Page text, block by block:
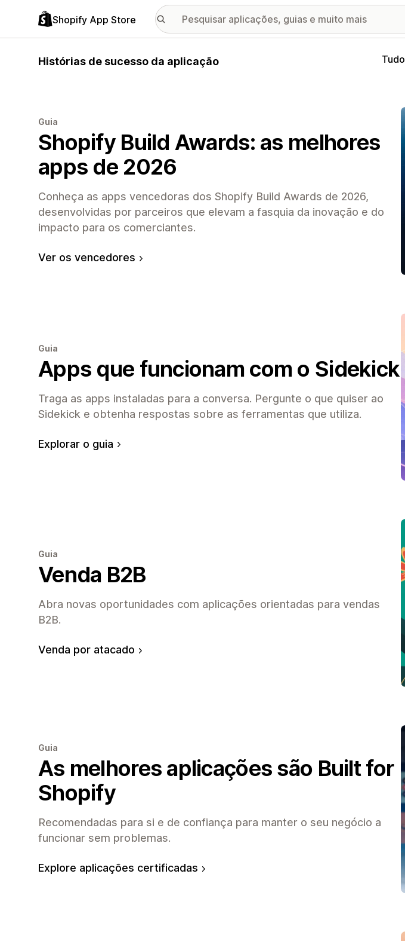
Shopify App Store
Histórias de sucesso da aplicação Tudo
Guia
Shopify Build Awards: as melhores
apps de 2026
Conheça as apps vencedoras dos Shopify Build Awards de 2026,
desenvolvidas por parceiros que elevam a fasquia da inovação e do
impacto para os comerciantes.
Ver os vencedores
Guia
Apps que funcionam com o Sidekick
Traga as apps instaladas para a conversa. Pergunte o que quiser ao
Sidekick e obtenha respostas sobre as ferramentas que utiliza.
Explorar o guia
Guia
Venda B2B
Abra novas oportunidades com aplicações orientadas para vendas
B2B.
Venda por atacado
Guia
As melhores aplicações são Built for
Shopify
Recomendadas para si e de confiança para manter o seu negócio a
funcionar sem problemas.
Explore aplicações certificadas